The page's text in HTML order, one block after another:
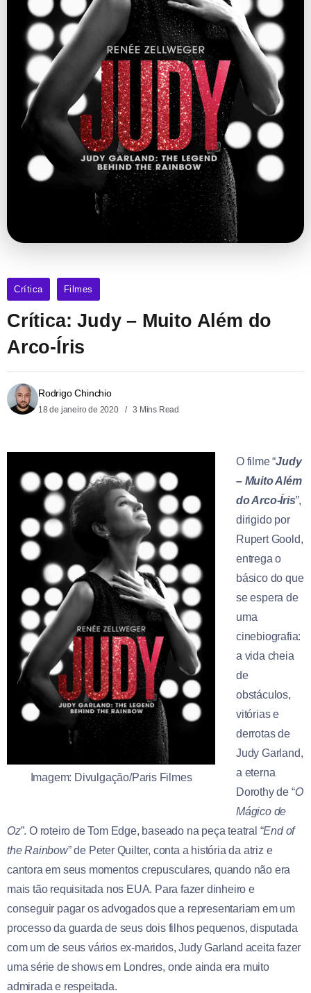
Crítica Filmes
Crítica: Judy – Muito Além do
Arco-Íris
Rodrigo Chinchio
18 de janeiro de 2020 3 Mins Read
Imagem: Divulgação/Paris Filmes
O filme “Judy
– Muito Além
do Arco-Íris”,
dirigido por
Rupert Goold,
entrega o
básico do que
se espera de
uma
cinebiografia:
a vida cheia
de
obstáculos,
vitórias e
derrotas de
Judy Garland,
a eterna
Dorothy de “O
Mágico de
Oz”. O roteiro de Tom Edge, baseado na peça teatral “End of
the Rainbow” de Peter Quilter, conta a história da atriz e
cantora em seus momentos crepusculares, quando não era
mais tão requisitada nos EUA. Para fazer dinheiro e
conseguir pagar os advogados que a representariam em um
processo da guarda de seus dois filhos pequenos, disputada
com um de seus vários ex-maridos, Judy Garland aceita fazer
uma série de shows em Londres, onde ainda era muito
admirada e respeitada.